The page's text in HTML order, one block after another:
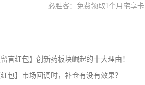
必胜客：免费领取1个月宅享卡
言红包】创新药板块崛起的十大理由！
包】市场回调时，补仓有没有效果？